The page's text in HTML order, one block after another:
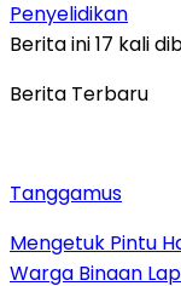
Penyelidikan
Berita ini 17 kali
Berita Terbaru
Tanggamus
Mengetuk Pintu
Warga Binaan